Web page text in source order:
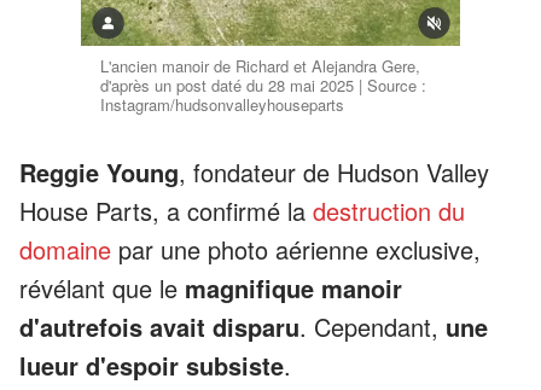
L'ancien manoir de Richard et Alejandra Gere,
d'après un post daté du 28 mai 2025 | Source :
Instagram/hudsonvalleyhouseparts
Reggie Young, fondateur de Hudson Valley
House Parts, a confirmé la destruction du
domaine par une photo aérienne exclusive,
révélant que le magnifique manoir
d'autrefois avait disparu. Cependant, une
lueur d'espoir subsiste.